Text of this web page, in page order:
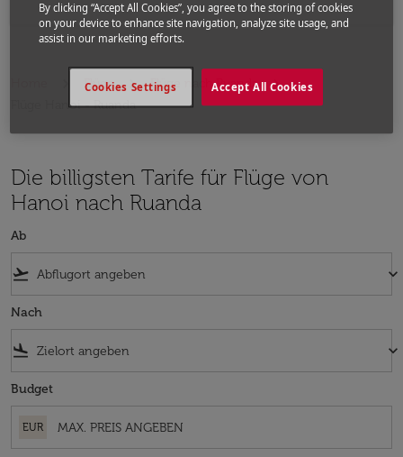
Flüge
Flüge nach Ruanda
Flüge Hanoi - Ruanda
Die billigsten Tarife für Flüge von
Hanoi nach Ruanda
Ab
flight_takeoff keyboard_arrow_down
Nach
flight_land keyboard_arrow_down
Budget
EUR
By clicking “Accept All Cookies”, you agree to the storing of cookies
on your device to enhance site navigation, analyze site usage, and
assist in our marketing efforts.
Accept All Cookies
Cookies Settings